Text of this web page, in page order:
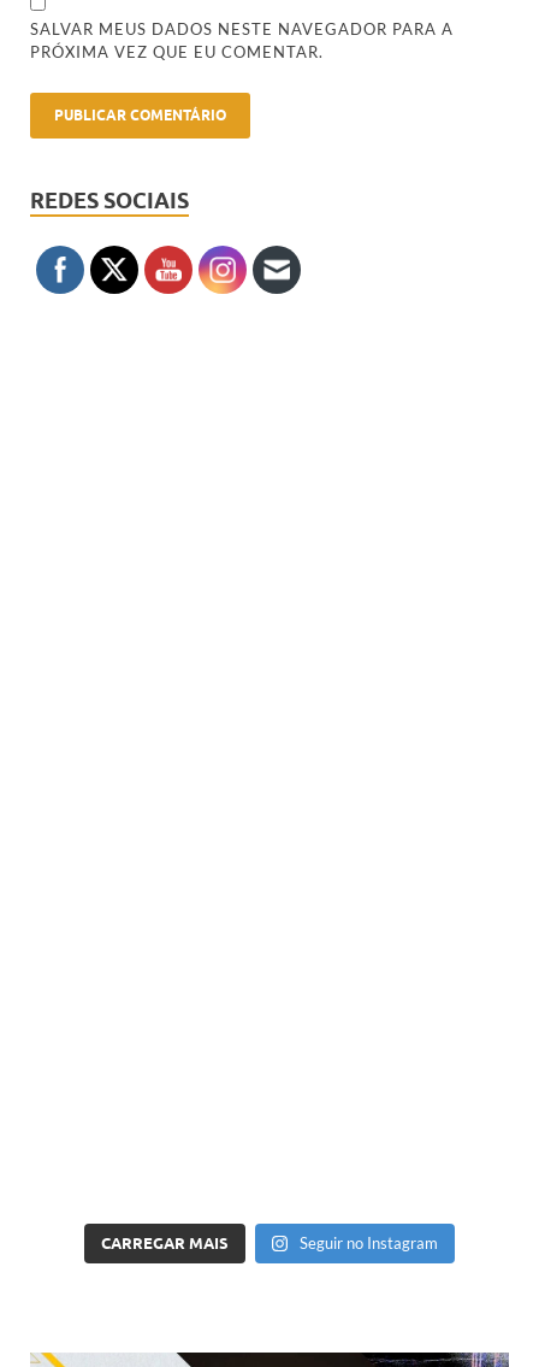
SALVAR MEUS DADOS NESTE NAVEGADOR PARA A
PRÓXIMA VEZ QUE EU COMENTAR.
REDES SOCIAIS
CARREGAR MAIS Seguir no Instagram